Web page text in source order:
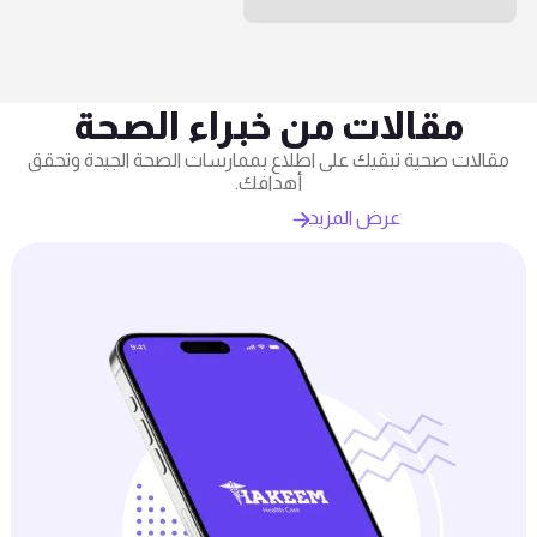
مقالات من خبراء الصحة
مقالات صحية تبقيك على اطلاع بممارسات الصحة الجيدة وتحقق
أهدافك.
عرض المزيد